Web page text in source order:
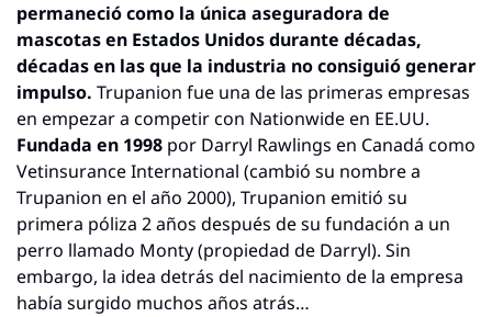
permaneció como la única aseguradora de
mascotas en Estados Unidos durante décadas,
décadas en las que la industria no consiguió generar
impulso. Trupanion fue una de las primeras empresas
Fundada en 1998 por Darryl Rawlings en Canadá como
Vetinsurance International (cambió su nombre a
Trupanion en el año 2000), Trupanion emitió su
primera póliza 2 años después de su fundación a un
perro llamado Monty (propiedad de Darryl). Sin
embargo, la idea detrás del nacimiento de la empresa
había surgido muchos años atrás…